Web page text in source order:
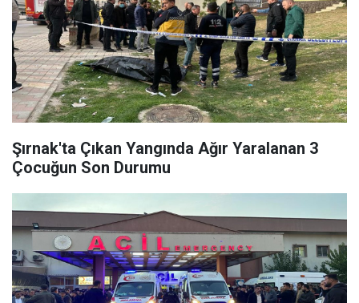
Şırnak'ta Çıkan Yangında Ağır Yaralanan 3
Çocuğun Son Durumu